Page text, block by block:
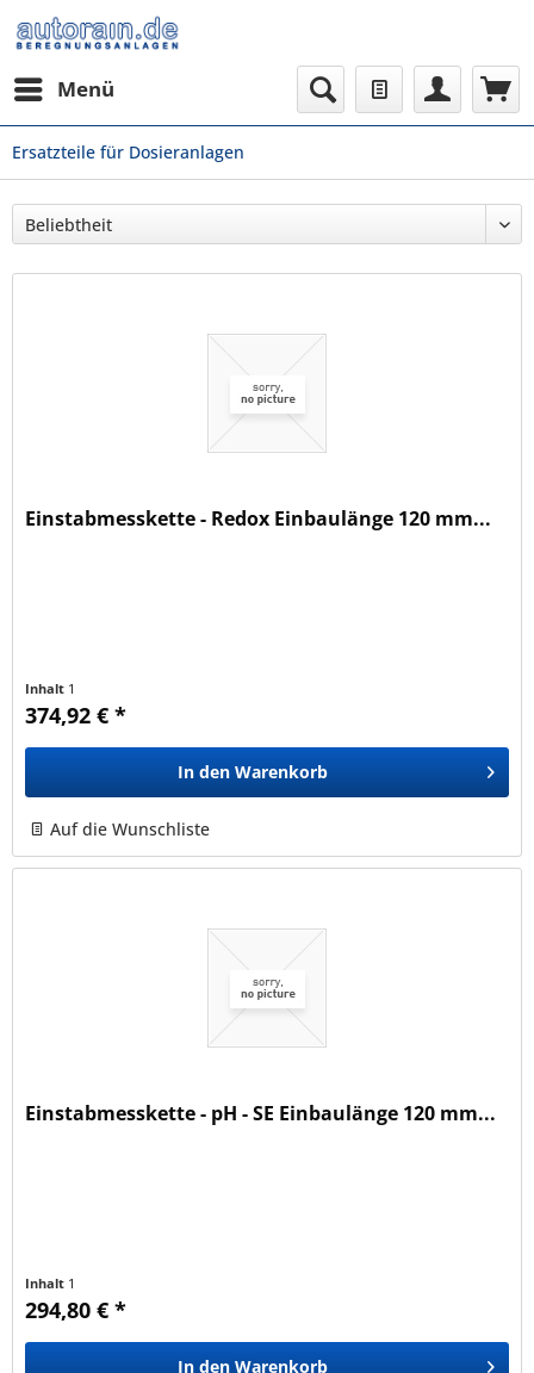
Menü
Ersatzteile für Dosieranlagen
Einstabmesskette - Redox Einbaulänge 120 mm...
Inhalt 1
374,92 € *
In den Warenkorb
Auf die Wunschliste
Einstabmesskette - pH - SE Einbaulänge 120 mm...
Inhalt 1
294,80 € *
In den Warenkorb